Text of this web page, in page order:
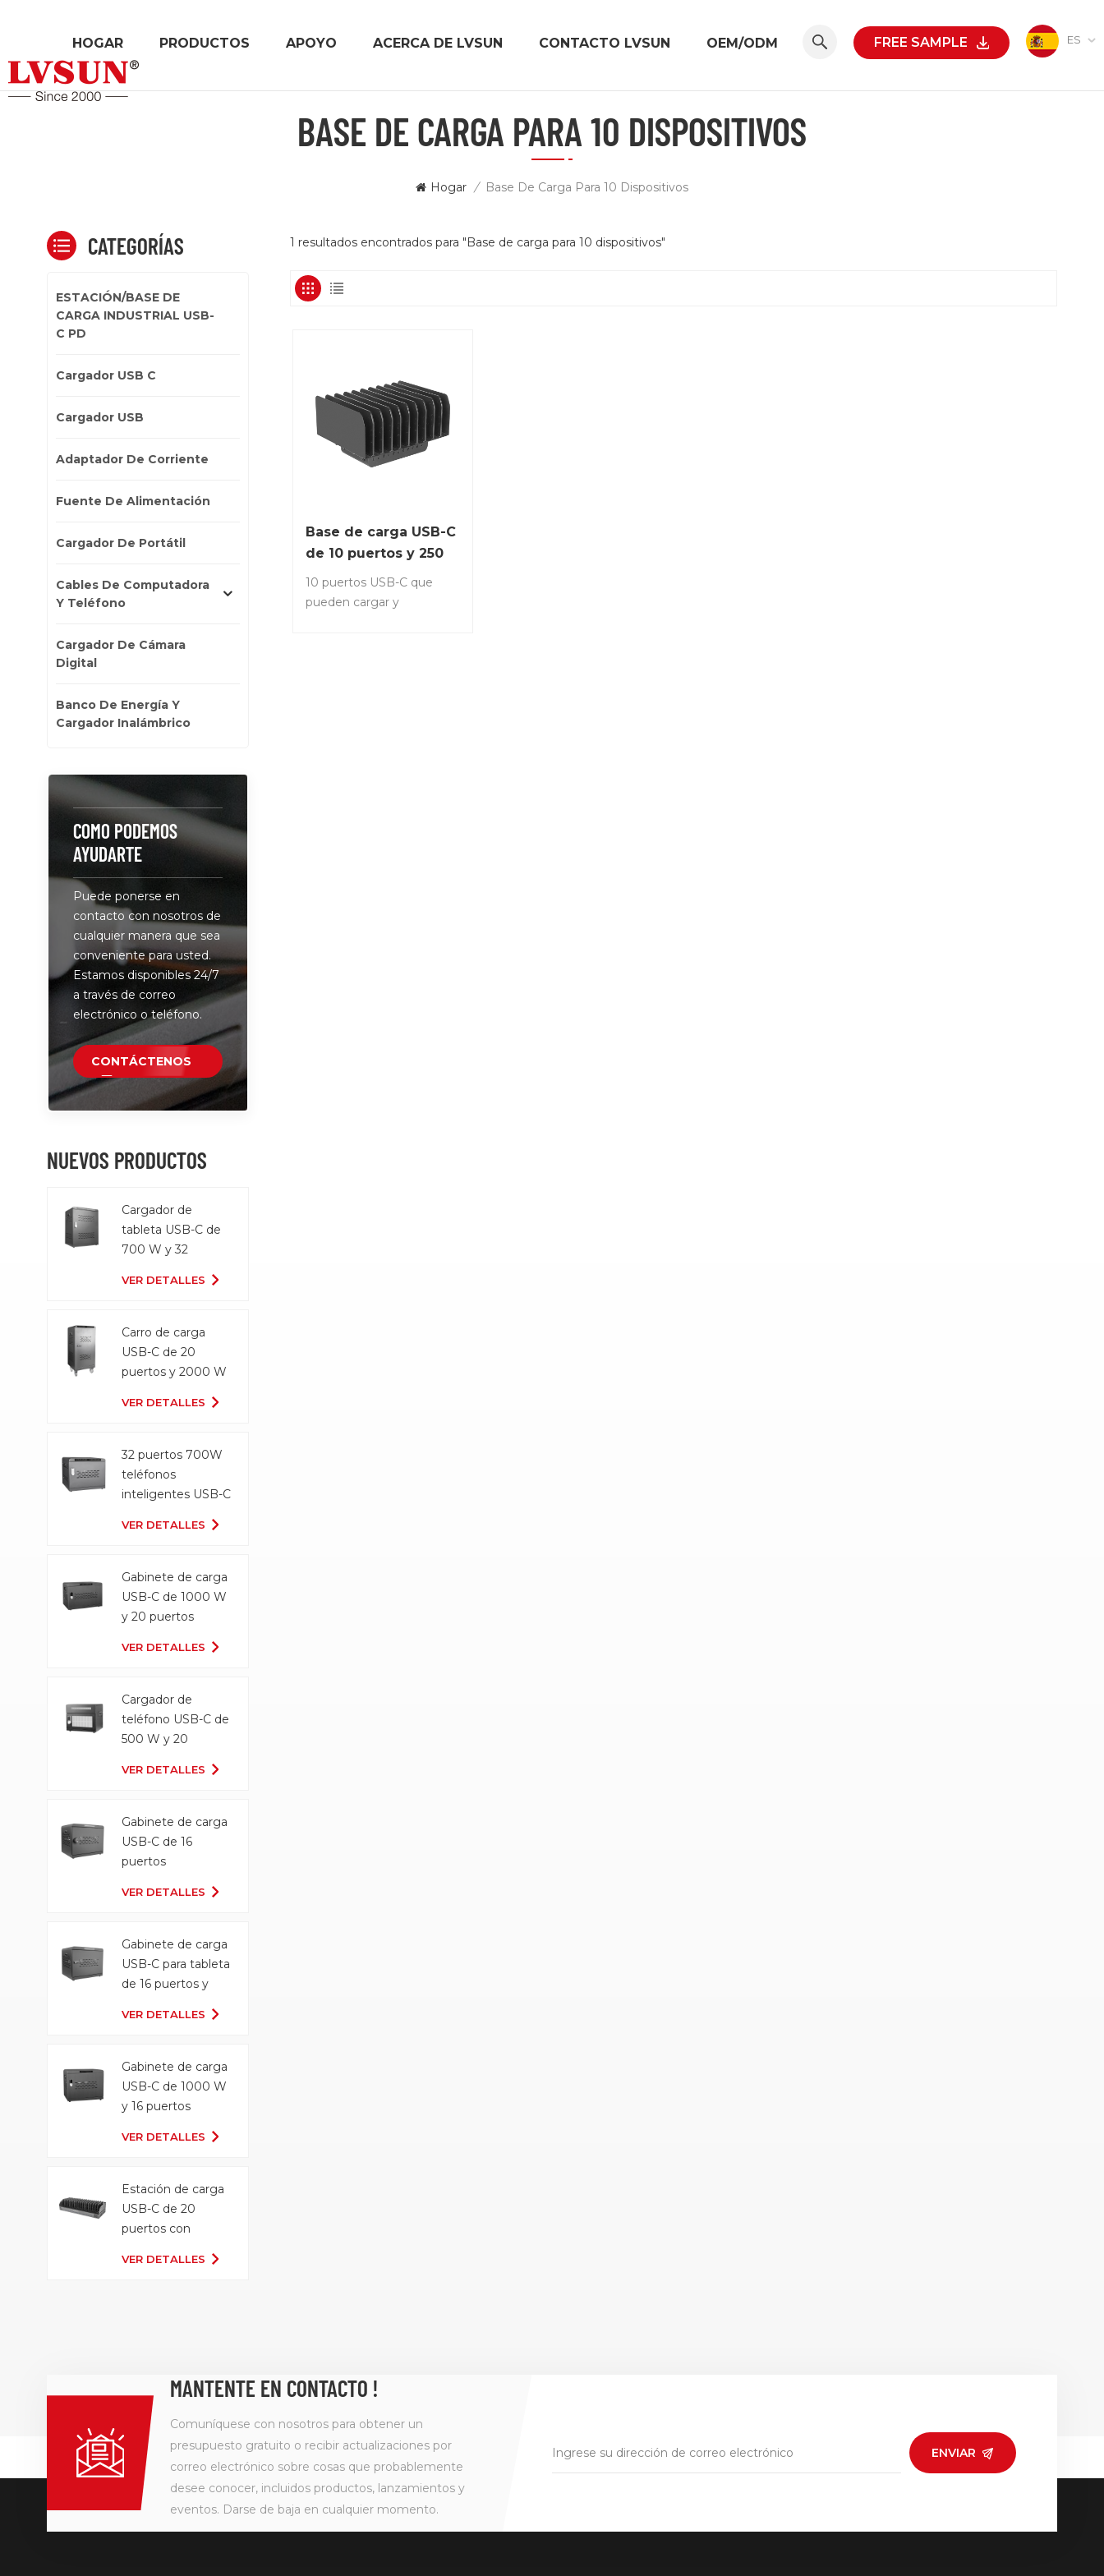
ES
FREE SAMPLE
HOGAR PRODUCTOS APOYO ACERCA DE LVSUN CONTACTO LVSUN OEM/ODM
BASE DE CARGA PARA 10 DISPOSITIVOS
Hogar / Base De Carga Para 10 Dispositivos
1 resultados encontrados para "Base de carga para 10 dispositivos"
Base de carga USB-C
de 10 puertos y 250
W
10 puertos USB-C que
pueden cargar y
CATEGORÍAS
ESTACIÓN/BASE DE
CARGA INDUSTRIAL USB-
C PD
Cargador USB C
Cargador USB
Adaptador De Corriente
Fuente De Alimentación
Cargador De Portátil
Cables De Computadora
Y Teléfono
Cargador De Cámara
Digital
Banco De Energía Y
Cargador Inalámbrico
COMO PODEMOS
AYUDARTE
Puede ponerse en
contacto con nosotros de
cualquier manera que sea
conveniente para usted.
Estamos disponibles 24/7
a través de correo
electrónico o teléfono.
CONTÁCTENOS
NUEVOS PRODUCTOS
Cargador de
tableta USB-C de
700 W y 32
VER DETALLES
Carro de carga
USB-C de 20
puertos y 2000 W
VER DETALLES
32 puertos 700W
teléfonos
inteligentes USB-C
VER DETALLES
Gabinete de carga
USB-C de 1000 W
y 20 puertos
VER DETALLES
Cargador de
teléfono USB-C de
500 W y 20
VER DETALLES
Gabinete de carga
USB-C de 16
puertos
VER DETALLES
Gabinete de carga
USB-C para tableta
de 16 puertos y
VER DETALLES
Gabinete de carga
USB-C de 1000 W
y 16 puertos
VER DETALLES
Estación de carga
USB-C de 20
puertos con
organizadora
VER DETALLES
MANTENTE EN CONTACTO !
Comuníquese con nosotros para obtener un
presupuesto gratuito o recibir actualizaciones por
correo electrónico sobre cosas que probablemente
desee conocer, incluidos productos, lanzamientos y
eventos. Darse de baja en cualquier momento.
ENVIAR